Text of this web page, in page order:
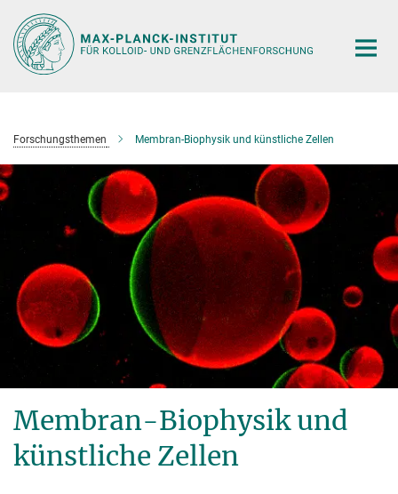
Hauptinhalt
Forschungsthemen Membran-Biophysik und künstliche Zellen
Membran-Biophysik und
künstliche Zellen